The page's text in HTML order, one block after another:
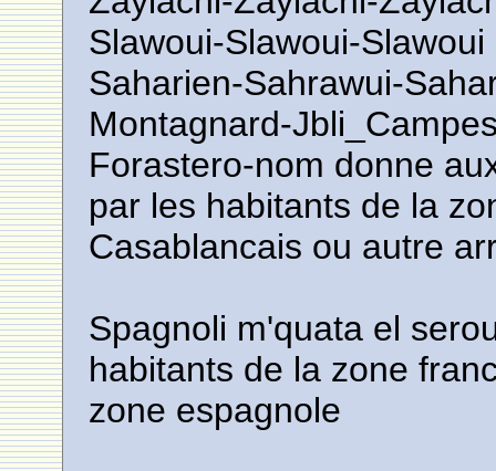
Slawoui-Slawoui-Slawoui
Saharien-Sahrawui-
Montagnard-
Forastero-nom donne
par les habitants de la
Casablancais ou autre
Spagnoli m'quata el
habitants de la zone
zone espagnole